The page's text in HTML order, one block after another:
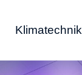
Klimatechnik